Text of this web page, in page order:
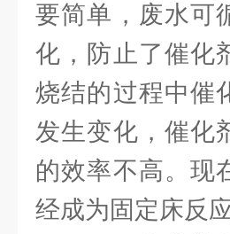
要简单，废水可
化，防止了催化
烧结的过程中催
发生变化，催化
的效率不高。现
经成为固定床反